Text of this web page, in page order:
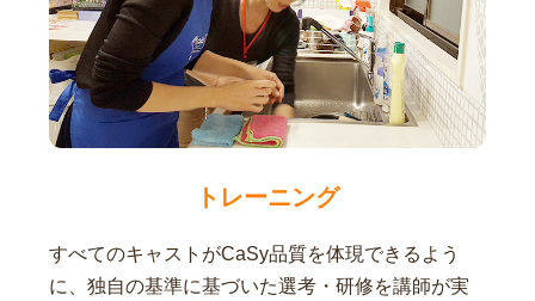
トレーニング
すべてのキャストがCaSy品質を体現できるよう
に、独自の基準に基づいた選考・研修を講師が実